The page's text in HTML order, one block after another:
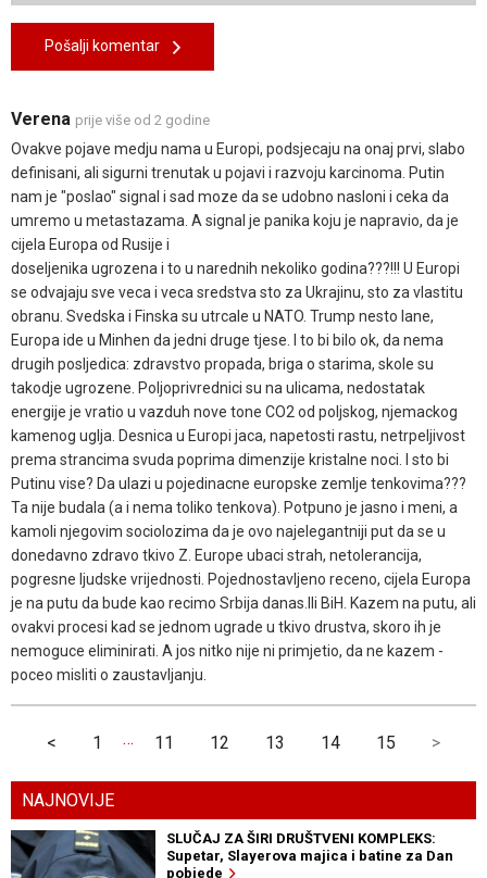
Pošalji komentar
Verena prije više od 2 godine
Ovakve pojave medju nama u Europi, podsjecaju na onaj prvi, slabo
definisani, ali sigurni trenutak u pojavi i razvoju karcinoma. Putin
nam je "poslao" signal i sad moze da se udobno nasloni i ceka da
umremo u metastazama. A signal je panika koju je napravio, da je
cijela Europa od Rusije i
doseljenika ugrozena i to u narednih nekoliko godina???!!! U Europi
se odvajaju sve veca i veca sredstva sto za Ukrajinu, sto za vlastitu
obranu. Svedska i Finska su utrcale u NATO. Trump nesto lane,
Europa ide u Minhen da jedni druge tjese. I to bi bilo ok, da nema
drugih posljedica: zdravstvo propada, briga o starima, skole su
takodje ugrozene. Poljoprivrednici su na ulicama, nedostatak
energije je vratio u vazduh nove tone CO2 od poljskog, njemackog
kamenog uglja. Desnica u Europi jaca, napetosti rastu, netrpeljivost
prema strancima svuda poprima dimenzije kristalne noci. I sto bi
Putinu vise? Da ulazi u pojedinacne europske zemlje tenkovima???
Ta nije budala (a i nema toliko tenkova). Potpuno je jasno i meni, a
kamoli njegovim sociolozima da je ovo najelegantniji put da se u
donedavno zdravo tkivo Z. Europe ubaci strah, netolerancija,
pogresne ljudske vrijednosti. Pojednostavljeno receno, cijela Europa
je na putu da bude kao recimo Srbija danas.Ili BiH. Kazem na putu, ali
ovakvi procesi kad se jednom ugrade u tkivo drustva, skoro ih je
nemoguce eliminirati. A jos nitko nije ni primjetio, da ne kazem -
poceo misliti o zaustavljanju.
< 1 … 11 12 13 14 15 >
NAJNOVIJE
SLUČAJ ZA ŠIRI DRUŠTVENI KOMPLEKS:
Supetar, Slayerova majica i batine za Dan
pobjede